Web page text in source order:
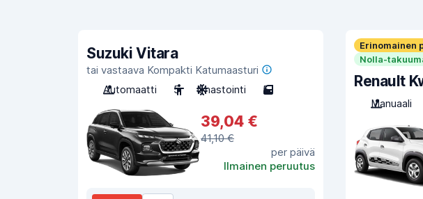
Suzuki Vitara
tai vastaava Kompakti Katumaasturi
Automaatti
5 Ilmastointi 5
39,04 €
41,10 €
per päivä
Ilmainen peruutus
Erinomainen
Nolla-
Renault
Manuaali